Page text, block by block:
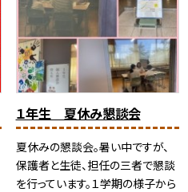
１年生 夏休み懇談会
夏休みの懇談会。暑い中ですが、
保護者と生徒、担任の三者で懇談
を行っています。１学期の様子から